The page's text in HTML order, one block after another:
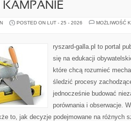
KAMPANIE
POSTED ON LUT - 25 - 2026
MOŻLIWOŚĆ
ryszard-galla.pl to portal
się na edukacji
które chcą rozumieć
śledzić procesy
jednocześnie budować
porównania i obserwacje.
to, jak decyzje podejmowane na różnych